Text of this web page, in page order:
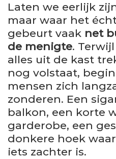
Laten we eerlijk
maar waar het
gebeurt vaak net
de menigte.
alles uit de kast
nog volstaat,
mensen zich
zonderen. Een
balkon, een korte
garderobe, een
donkere hoek
iets zachter is.